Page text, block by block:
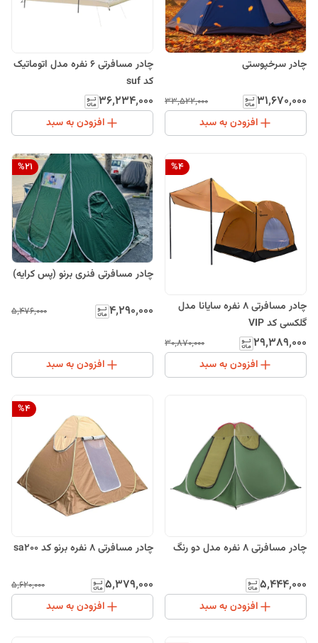
چادر سرخپوستی
۳۱٬۶۷۰٬۰۰۰ ۳۳٬۵۲۲٬۰۰۰
افزودن به سبد
چادر مسافرتی 6 نفره مدل اتوماتیک
کد suf
۳۶٬۲۳۴٬۰۰۰
افزودن به سبد
%4
چادر مسافرتی 8 نفره سایانا مدل
گلکسی کد VIP
۲۹٬۳۸۹٬۰۰۰ ۳۰٬۸۷۰٬۰۰۰
افزودن به سبد
%21
چادر مسافرتی فنری برنو (پس کرایه)
۴٬۲۹۰٬۰۰۰ ۵٬۴۷۶٬۰۰۰
افزودن به سبد
چادر مسافرتی 8 نفره مدل دو رنگ
۵٬۴۴۴٬۰۰۰
افزودن به سبد
%4
چادر مسافرتی 8 نفره برنو کد sa200
۵٬۳۷۹٬۰۰۰ ۵٬۶۲۰٬۰۰۰
افزودن به سبد